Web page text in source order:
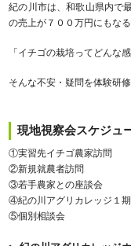
紀の川市は、和歌山県内で
の売上が７００万円にもなる
「イチゴの栽培ってどんな
そんな不安・疑問を体験研
現地視察会スケジュ
①実習先イチゴ農家訪問
②新規就農者訪問
③若手農家との座談会
④紀の川アグリカレッジ１
⑤個別相談会